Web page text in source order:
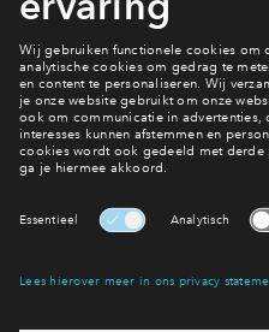
Interesse?
Hiermee blijf je op de hoogte